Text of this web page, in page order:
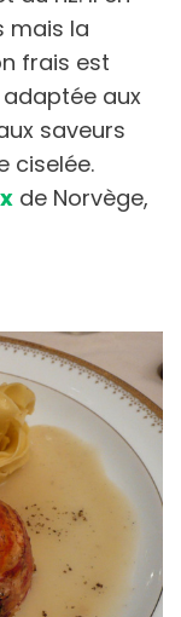
mais la
frais est
aux
saveurs
ciselée.
de Norvège,